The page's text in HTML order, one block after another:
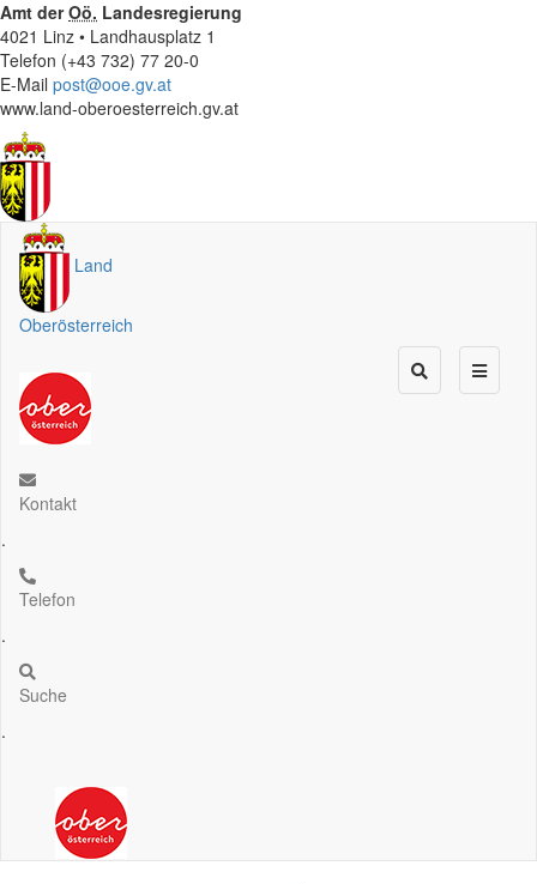
Amt derOö. Landesregierung
4021 Linz • Landhausplatz 1
Telefon (+43 732) 77 20-0
E-Mail post@ooe.gv.at
www.land-oberoesterreich.gv.at
Land
Oberösterreich
Kontakt
.
Telefon
.
Suche
.